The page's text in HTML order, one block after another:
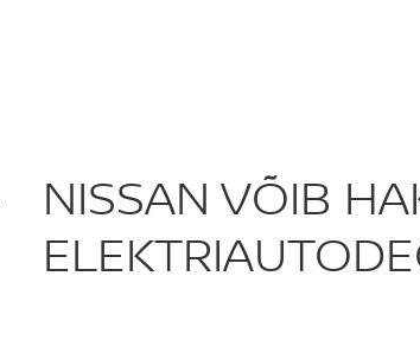
NISSAN VÕIB